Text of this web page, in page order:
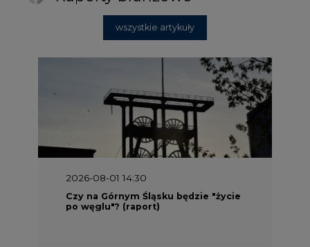
wszystkie artykuły
2026-08-01 14:30
Czy na Górnym Śląsku będzie "życie
po węglu"? (raport)